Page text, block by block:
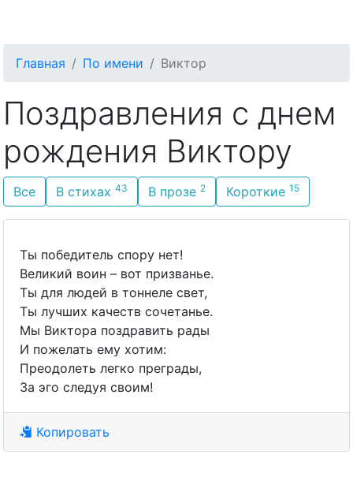
Главная По имени Виктор
Поздравления с днем
рождения Виктору
Все В стихах 43 В прозе 2 Короткие 15
Ты победитель спору нет!
Великий воин – вот призванье.
Ты для людей в тоннеле свет,
Ты лучших качеств сочетанье.
Мы Виктора поздравить рады
И пожелать ему хотим:
Преодолеть легко преграды,
За эго следуя своим!
Копировать